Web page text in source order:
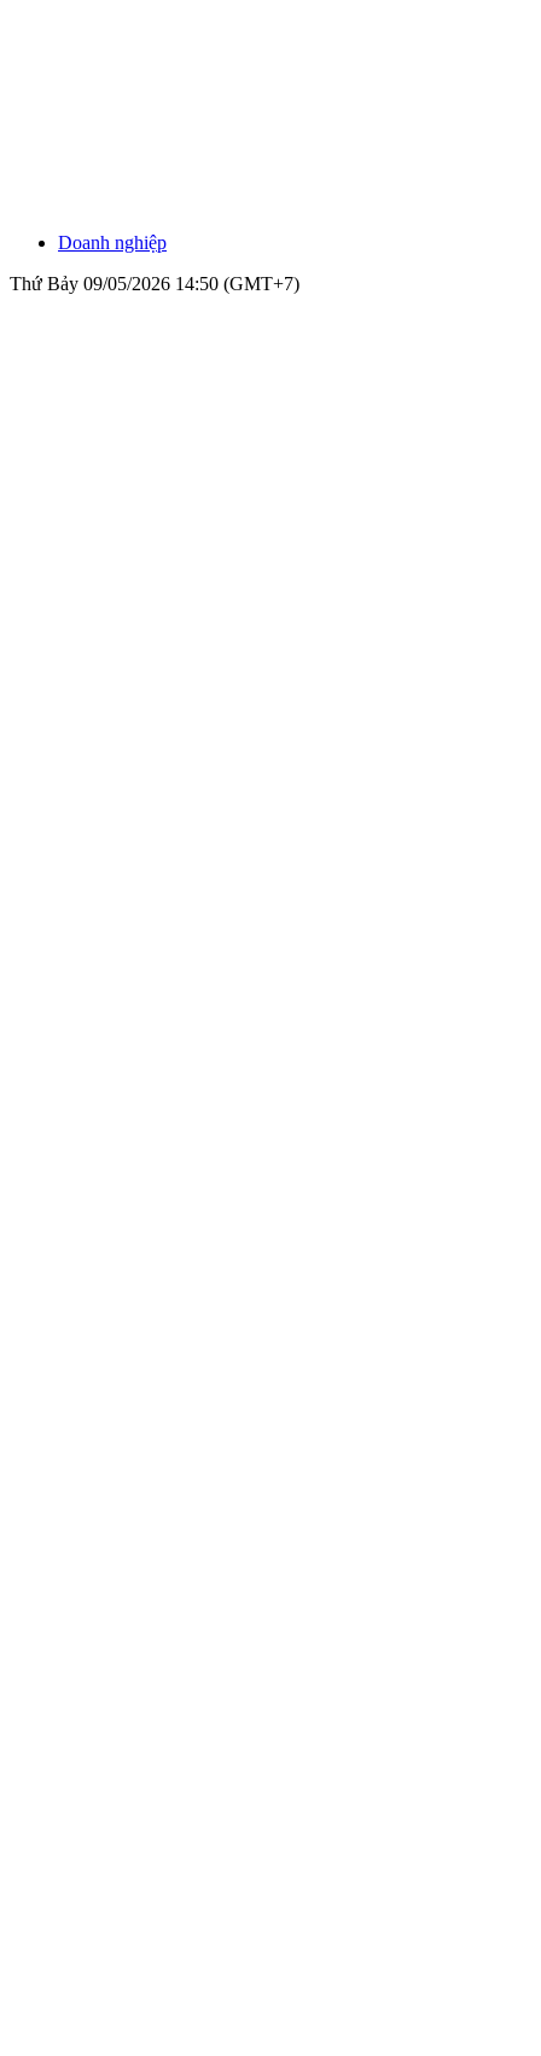
Doanh nghiệp
Thứ Bảy 09/05/2026 14:50 (GMT+7)